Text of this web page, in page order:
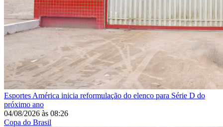
Esportes América inicia reformulação do elenco para Série D do
próximo ano
04/08/2026 às 08:26
Copa do Brasil